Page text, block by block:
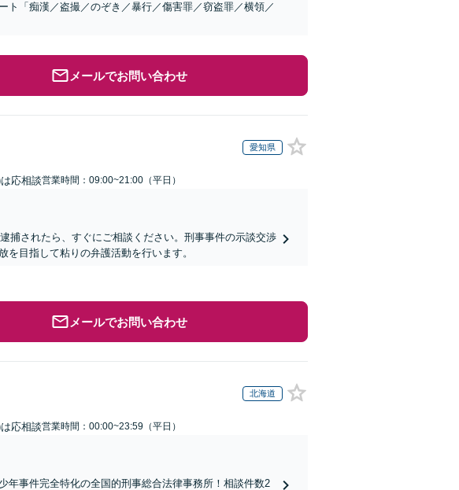
ト「痴漢／盗撮／のぞき／暴行／傷害罪／窃盗罪／横領／
メールでお問い合わせ
愛知県
応相談営業時間：09:00~21:00（平日）
捕されたら、すぐにご相談ください。刑事事件の示談交渉
目指して粘りの弁護活動を行います。
メールでお問い合わせ
北海道
応相談営業時間：00:00~23:59（平日）
年事件完全特化の全国的刑事総合法律事務所！相談件数2